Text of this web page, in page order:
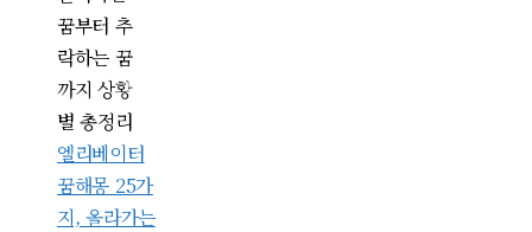
엘리베이터
꿈해몽 25가
지, 올라가는